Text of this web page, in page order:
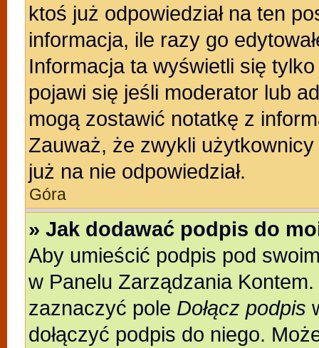
ktoś już odpowiedział na ten
informacja, ile razy go
Informacja ta wyświetli się
pojawi się jeśli moderator lub
mogą zostawić notatkę z
Zauważ, że zwykli
już na nie odpowiedział.
Góra
» Jak dodawać podpis do
Aby umieścić podpis pod
w Panelu Zarządzania
zaznaczyć pole Dołącz podpis
dołączyć podpis do niego.